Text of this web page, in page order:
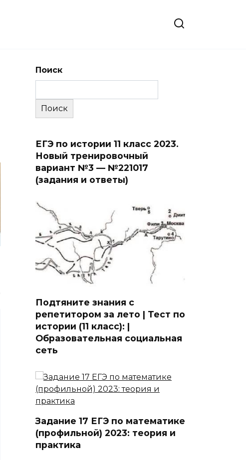
Поиск
Поиск
ЕГЭ по истории 11 класс 2023.
Новый тренировочный
вариант №3 — №221017
(задания и ответы)
Подтяните знания с
репетитором за лето | Тест по
истории (11 класс): |
Образовательная социальная
сеть
Задание 17 ЕГЭ по математике
(профильной) 2023: теория и
практика